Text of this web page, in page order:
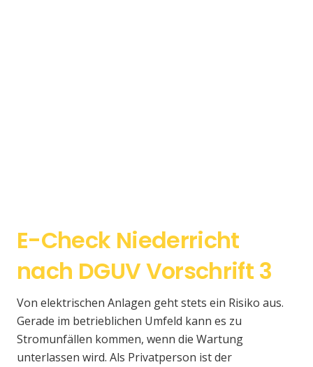
E-Check Niederricht
nach DGUV Vorschrift 3
Von elektrischen Anlagen geht stets ein Risiko aus.
Gerade im betrieblichen Umfeld kann es zu
Stromunfällen kommen, wenn die Wartung
unterlassen wird. Als Privatperson ist der